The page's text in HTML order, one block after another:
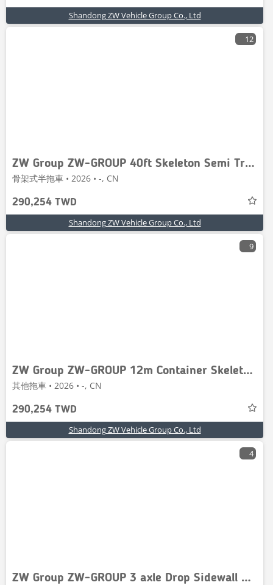
Shandong ZW Vehicle Group Co., Ltd
12
ZW Group ZW-GROUP 40ft Skeleton Semi Trailer
骨架式半拖車 • 2026 • -, CN
290,254 TWD
Shandong ZW Vehicle Group Co., Ltd
9
ZW Group ZW-GROUP 12m Container Skeletal Trailer
其他拖車 • 2026 • -, CN
290,254 TWD
Shandong ZW Vehicle Group Co., Ltd
4
ZW Group ZW-GROUP 3 axle Drop Sidewall Semi Traile